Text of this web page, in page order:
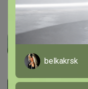
belkakrsk